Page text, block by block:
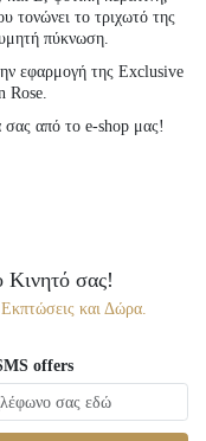
τονώνει το τριχωτό της
πύκνωση.
εφαρμογή της Exclusive
Rose.
σας από το e-shop μας!
σας!
και Δώρα.
offers